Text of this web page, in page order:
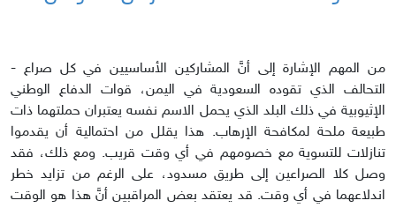
من المهم الإشارة إلى أنَّ المشاركين الأساسيين في كل صراع -
التحالف الذي تقوده السعودية في اليمن، قوات الدفاع الوطني
الإثيوبية في ذلك البلد الذي يحمل الاسم نفسه يعتبران حملتهما ذات
طبيعة ملحة لمكافحة الإرهاب. هذا يقلل من احتمالية أن يقدموا
تنازلات للتسوية مع خصومهم في أي وقت قريب. ومع ذلك، فقد
وصل كلا الصراعين إلى طريق مسدود، على الرغم من تزايد خطر
اندلاعهما في أي وقت. قد يعتقد بعض المراقبين أنَّ هذا هو الوقت